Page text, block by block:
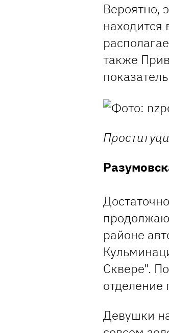
Вероятно,
также
районе
Сквере".
отделение
Девушки